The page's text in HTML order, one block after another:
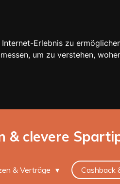
Erlebnis zu
um zu verstehen,
& clevere
& Verträge
Cashback